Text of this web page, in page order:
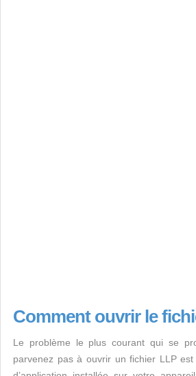
Comment ouvrir le
Le problème le plus courant qui se
parvenez pas à ouvrir un fichier LLP